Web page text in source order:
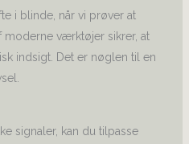
i blinde, når vi prøver at
moderne værktøjer sikrer, at
indsigt. Det er nøglen til en
signaler, kan du tilpasse